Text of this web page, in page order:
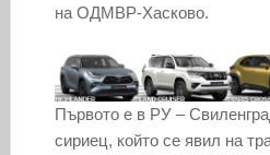
на ОДМВР-Хасково.
Първото е в РУ –
сириец, който се явил на